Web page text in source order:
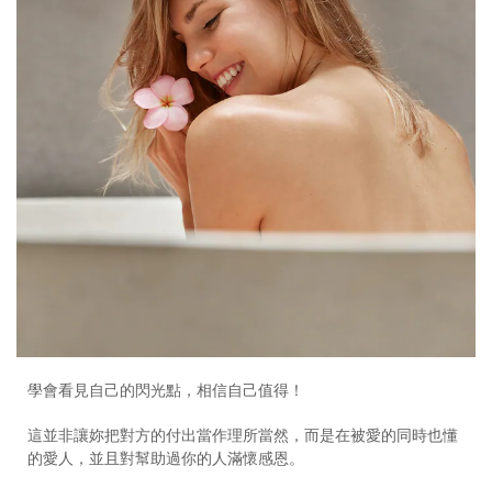
學會看見自己的閃光點，相信自己值得！
這並非讓妳把對方的付出當作理所當然，而是在被愛的同時也懂
的愛人，並且對幫助過你的人滿懷感恩。